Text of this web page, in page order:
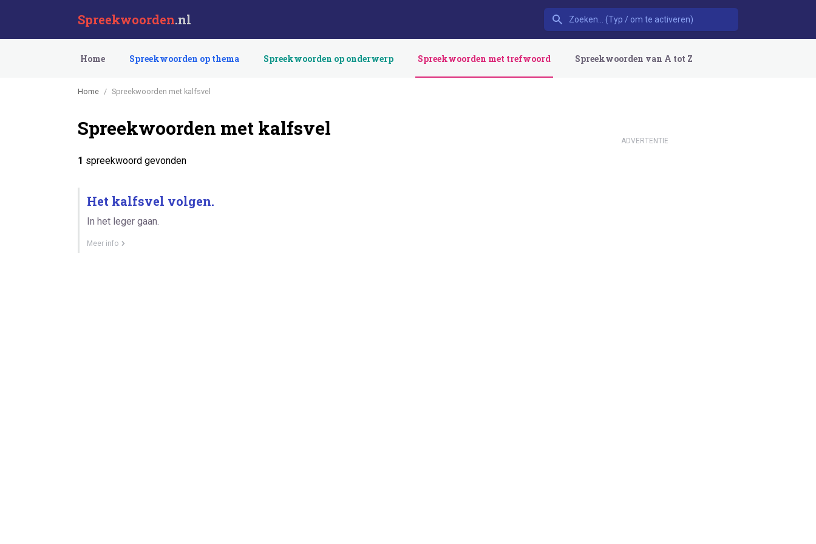
Spreekwoorden.nl
Home Spreekwoorden op thema Spreekwoorden op onderwerp Spreekwoorden met trefwoord Spreekwoorden van A tot Z
Home Spreekwoorden met kalfsvel
Spreekwoorden met kalfsvel
1 spreekwoord gevonden
Het kalfsvel volgen.
In het leger gaan.
Meer info
ADVERTENTIE